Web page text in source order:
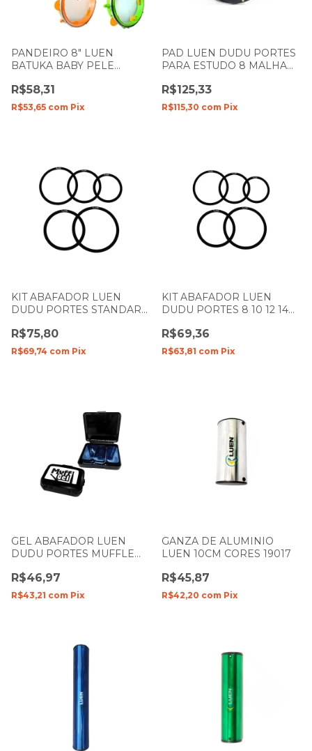
PANDEIRO 8" LUEN
BATUKA BABY PELE
CORES 60046
R$58,31
R$53,65 com Pix
PAD LUEN DUDU PORTES
PARA ESTUDO 8 MALHA
R$125,33
R$115,30 com Pix
KIT ABAFADOR LUEN
DUDU PORTES STANDART
BLACK
R$75,80
R$69,74 com Pix
KIT ABAFADOR LUEN
DUDU PORTES 8 10 12 14
R$69,36
R$63,81 com Pix
GEL ABAFADOR LUEN
DUDU PORTES MUFFLE
R$46,97
R$43,21 com Pix
GANZA DE ALUMINIO
LUEN 10CM CORES 19017
R$45,87
R$42,20 com Pix